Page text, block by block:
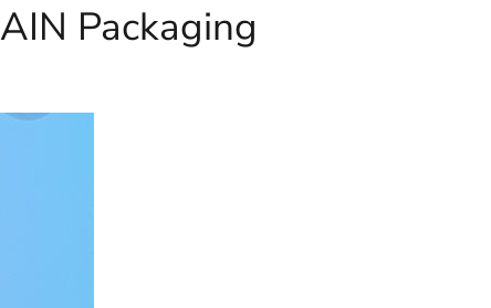
Packaging